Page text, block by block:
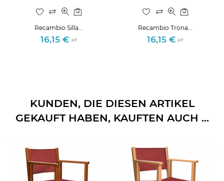
Recambio Silla...
Preis
16,15 €
Recambio Trona...
Preis
16,15 €
KUNDEN, DIE DIESEN ARTIKEL
GEKAUFT HABEN, KAUFTEN AUCH ...